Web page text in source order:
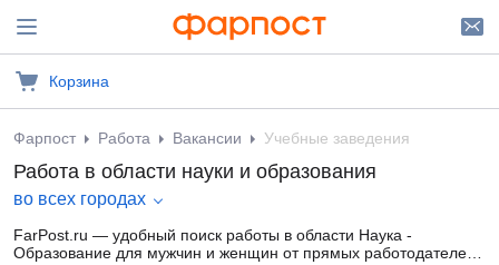
Корзина
Фарпост Работа Вакансии Учебные заведения
Работа в области науки и образования
во всех городах
FarPost.ru — удобный поиск работы в области Наука -
Образование для мужчин и женщин от прямых работодателей,